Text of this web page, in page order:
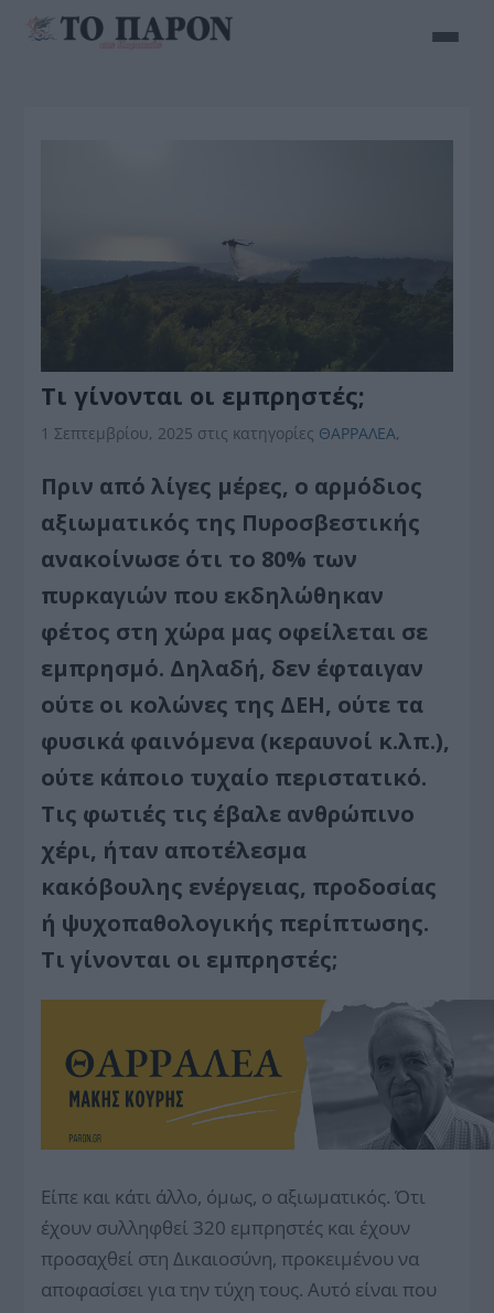
Τι γίνονται οι εμπρηστές;
1 Σεπτεμβρίου, 2025 στις κατηγορίες ΘΑΡΡΑΛΕΑ,
Πριν από λίγες μέρες, ο αρμόδιος
αξιωματικός της Πυροσβεστικής
ανακοίνωσε ότι το 80% των
πυρκαγιών που εκδηλώθηκαν
φέτος στη χώρα μας οφείλεται σε
εμπρησμό. Δηλαδή, δεν έφταιγαν
ούτε οι κολώνες της ΔΕΗ, ούτε τα
φυσικά φαινόμενα (κεραυνοί κ.λπ.),
ούτε κάποιο τυχαίο περιστατικό.
Τις φωτιές τις έβαλε ανθρώπινο
χέρι, ήταν αποτέλεσμα
κακόβουλης ενέργειας, προδοσίας
ή ψυχοπαθολογικής περίπτωσης.
Τι γίνονται οι εμπρηστές;
Είπε και κάτι άλλο, όμως, ο αξιωματικός. Ότι
έχουν συλληφθεί 320 εμπρηστές και έχουν
προσαχθεί στη Δικαιοσύνη, προκειμένου να
αποφασίσει για την τύχη τους. Αυτό είναι που